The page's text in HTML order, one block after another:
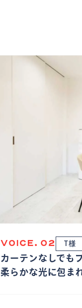
VOICE. 02 T様
カーテンなしでも
柔らかな光に包ま